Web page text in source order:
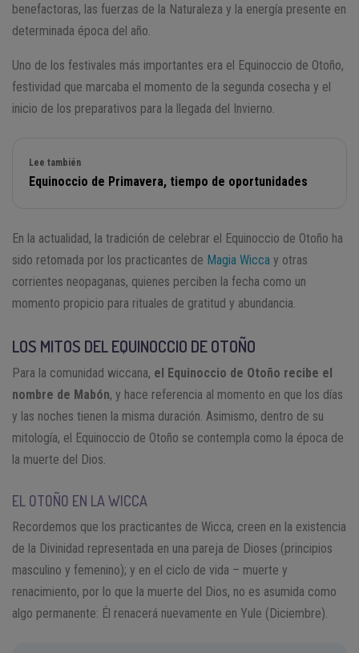
benefactoras, las fuerzas de la Naturaleza y la energía presente en
determinada época del año.
Uno de los festivales más importantes era el Equinoccio de Otoño,
festividad que marcaba el momento de la segunda cosecha y el
inicio de los preparativos para la llegada del Invierno.
Lee también
Equinoccio de Primavera, tiempo de oportunidades
En la actualidad, la tradición de celebrar el Equinoccio de Otoño ha
sido retomada por los practicantes de Magia Wicca y otras
corrientes neopaganas, quienes perciben la fecha como un
momento propicio para rituales de gratitud y abundancia.
LOS MITOS DEL EQUINOCCIO DE OTOÑO
Para la comunidad wiccana, el Equinoccio de Otoño recibe el
nombre de Mabón, y hace referencia al momento en que los días
y las noches tienen la misma duración. Asimismo, dentro de su
mitología, el Equinoccio de Otoño se contempla como la época de
la muerte del Dios.
EL OTOÑO EN LA WICCA
Recordemos que los practicantes de Wicca, creen en la existencia
de la Divinidad representada en una pareja de Dioses (principios
masculino y femenino); y en el ciclo de vida – muerte y
renacimiento, por lo que la muerte del Dios, no es asumida como
algo permanente: Él renacerá nuevamente en Yule (Diciembre).